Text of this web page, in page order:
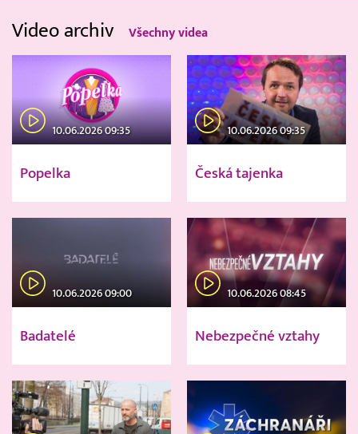
Video archiv Všechny videa
10.06.2026 09:35
Popelka
10.06.2026 09:35
Česká tajenka
10.06.2026 09:00
Badatelé
10.06.2026 08:45
Nebezpečné vztahy